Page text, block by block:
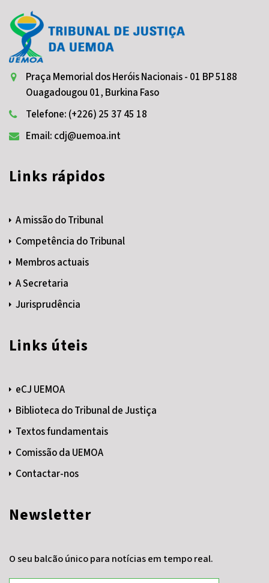
Praça Memorial dos Heróis Nacionais - 01 BP 5188
Ouagadougou 01, Burkina Faso
Telefone: (+226) 25 37 45 18
Email: cdj@uemoa.int
Links rápidos
A missão do Tribunal
Competência do Tribunal
Membros actuais
A Secretaria
Jurisprudência
Links úteis
eCJ UEMOA
Biblioteca do Tribunal de Justiça
Textos fundamentais
Comissão da UEMOA
Contactar-nos
Newsletter
O seu balcão único para notícias em tempo real.